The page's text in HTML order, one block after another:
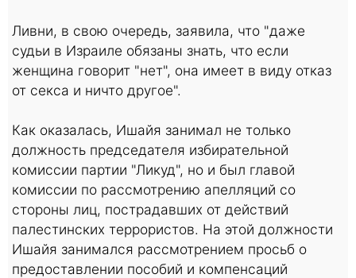
Ливни, в свою очередь, заявила, что "даже
судьи в Израиле обязаны знать, что если
женщина говорит "нет", она имеет в виду отказ
от секса и ничто другое".
Как оказалась, Ишайя занимал не только
должность председателя избирательной
комиссии партии "Ликуд", но и был главой
комиссии по рассмотрению апелляций со
стороны лиц, пострадавших от действий
палестинских террористов. На этой должности
Ишайя занимался рассмотрением просьб о
предоставлении пособий и компенсаций